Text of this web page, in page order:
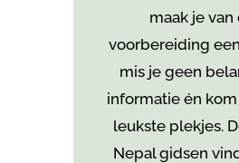
maak je van
voorbereiding
mis je geen
informatie én
leukste plekjes.
Nepal gidsen